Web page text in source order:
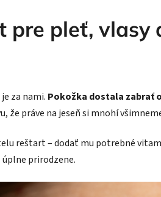
pre pleť,
za nami. Pokožka dostala zabrať
že práve na jeseň si mnohí
reštart – dodať mu potrebné
úplne prirodzene.